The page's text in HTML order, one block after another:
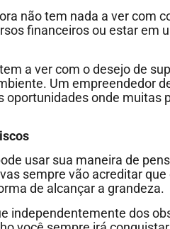
não tem nada a ver com
financeiros ou estar em
a ver com o desejo de
Um empreendedor
oportunidades onde muitas
usar sua maneira de
sempre vão acreditar que
de alcançar a grandeza.
independentemente dos